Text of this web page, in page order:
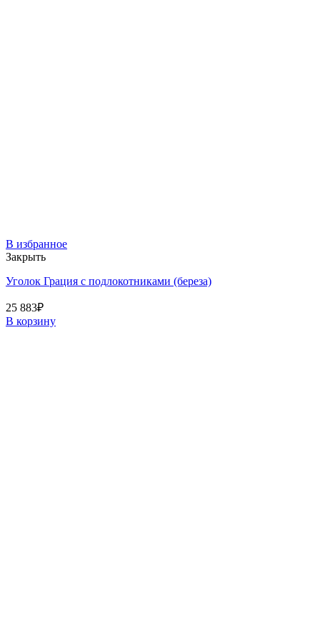
В избранное
Закрыть
Уголок Грация с подлокотниками (береза)
25 883₽
В корзину